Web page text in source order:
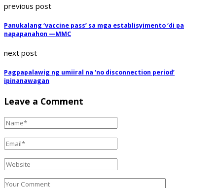
previous post
Panukalang ‘vaccine pass’ sa mga establisyimento ‘di pa
napapanahon —MMC
next post
Pagpapalawig ng umiiral na ‘no disconnection period’
ipinanawagan
Leave a Comment